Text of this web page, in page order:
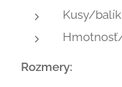
Kusy/
Rozmery: